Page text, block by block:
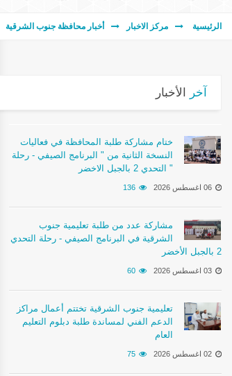
الرئيسية مركز الاخبار أخبار محافظة جنوب الشرقية
آخر الأخبار
ختام مشاركة طلبة المحافظة في فعاليات
النسخة الثانية من " البرنامج الصيفي - رحلة
التحدي 2 بالجبل الاخضر "
06 اغسطس 2026 136
مشاركة عدد من طلبة تعليمية جنوب
الشرقية في البرنامج الصيفي - رحلة التحدي
2 بالجبل الأخضر
03 اغسطس 2026 60
تعليمية جنوب الشرقية تختتم أعمال مراكز
الدعم الفني لمساندة طلبة دبلوم التعليم
العام
02 اغسطس 2026 75